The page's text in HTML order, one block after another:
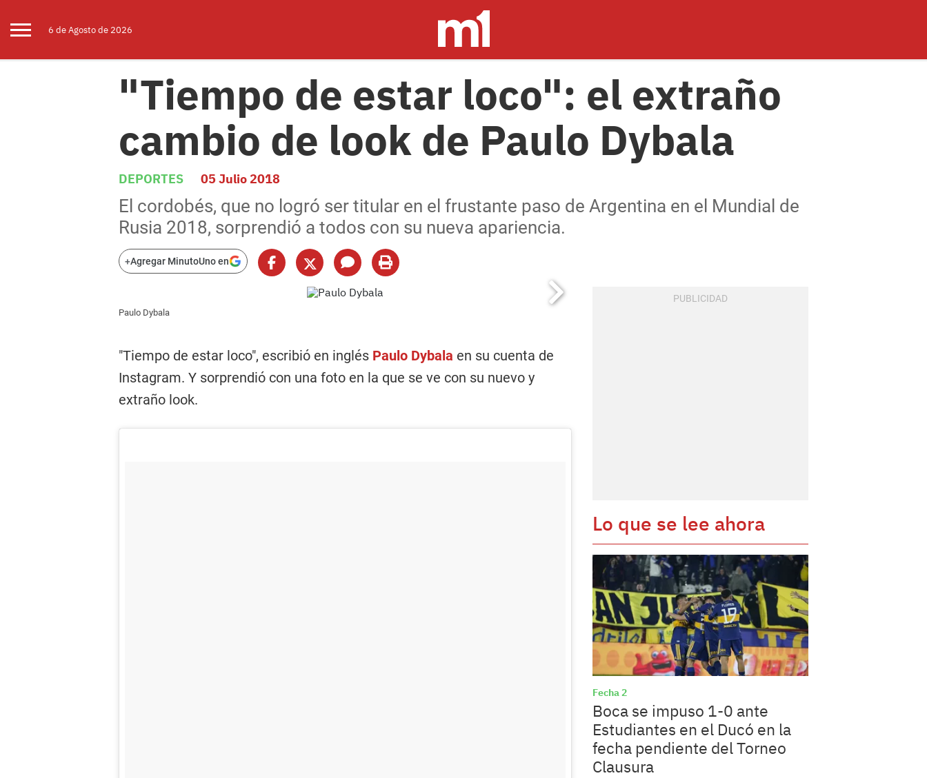
6 deAgostode 2026
"Tiempo de estar loco": el extraño
cambio de look de Paulo Dybala
DEPORTES 05 Julio 2018
El cordobés, que no logró ser titular en el frustante paso de Argentina en el Mundial de
Rusia 2018, sorprendió a todos con su nueva apariencia.
+Agregar MinutoUno en
Paulo Dybala
"Tiempo de estar loco", escribió en inglés Paulo Dybala en su cuenta de
Instagram. Y sorprendió con una foto en la que se ve con su nuevo y
extraño look.
Lo que se lee ahora
Fecha 2
Boca se impuso 1-0 ante
Estudiantes en el Ducó en la
fecha pendiente del Torneo
Clausura